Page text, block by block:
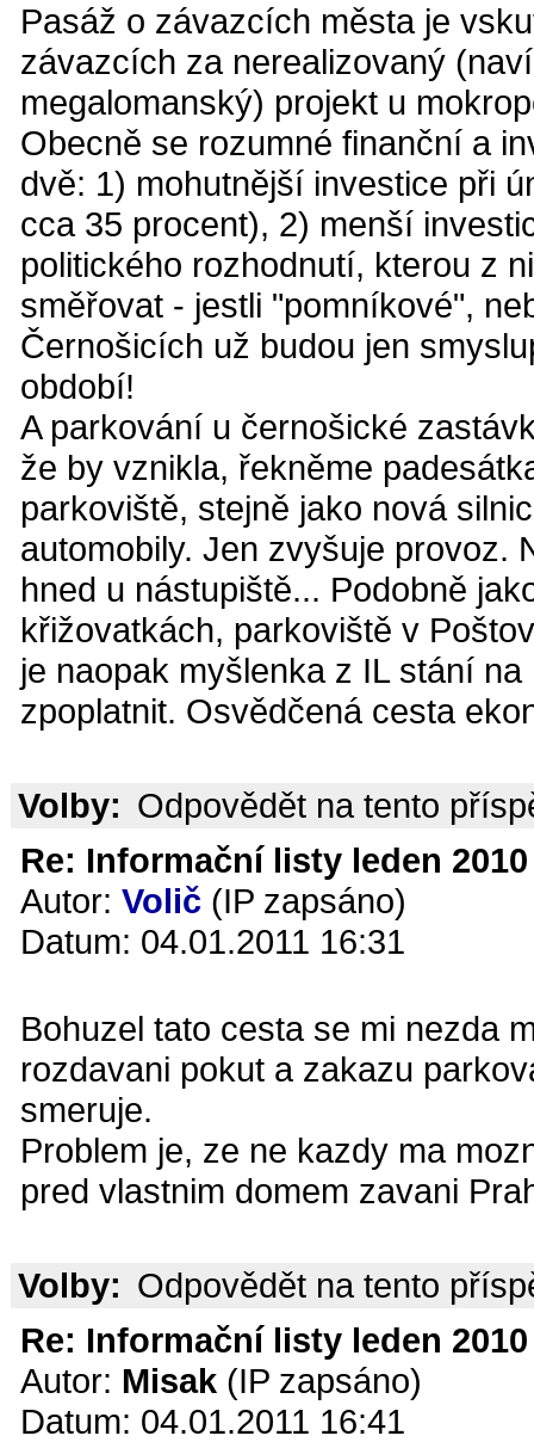
Pasáž o závazcích města je
závazcích za nerealizovaný
megalomanský) projekt u
Obecně se rozumné finanční a
dvě: 1) mohutnější investice při
cca 35 procent), 2) menší
politického rozhodnutí, kterou z
směřovat - jestli "pomníkové",
Černošicích už budou jen
období!
A parkování u černošické
že by vznikla, řekněme
parkoviště, stejně jako nová
automobily. Jen zvyšuje provoz.
hned u nástupiště... Podobně
křižovatkách, parkoviště v
je naopak myšlenka z IL stání
zpoplatnit. Osvědčená cesta
Volby: Odpovědět na tento
Re: Informační listy leden
Autor: Volič (IP zapsáno)
Datum: 04.01.2011 16:31
Bohuzel tato cesta se mi nezda
rozdavani pokut a zakazu
smeruje.
Problem je, ze ne kazdy ma
pred vlastnim domem zavani
Volby: Odpovědět na tento
Re: Informační listy leden
Autor: Misak (IP zapsáno)
Datum: 04.01.2011 16:41